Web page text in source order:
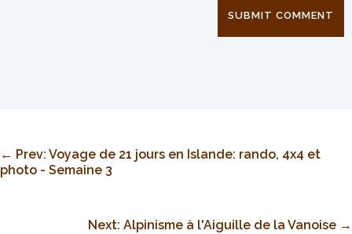
SUBMIT COMMENT
← Prev: Voyage de 21 jours en Islande: rando, 4x4 et
photo - Semaine 3
Next: Alpinisme à l'Aiguille de la Vanoise →